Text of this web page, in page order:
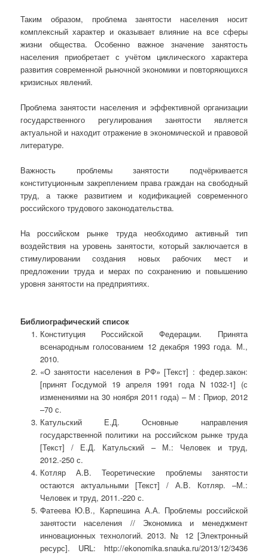
Таким образом, проблема занятости населения носит
комплексный характер и оказывает влияние на все сферы
жизни общества. Особенно важное значение занятость
населения приобретает с учётом циклического характера
развития современной рыночной экономики и повторяющихся
кризисных явлений.
Проблема занятости населения и эффективной организации
государственного регулирования занятости является
актуальной и находит отражение в экономической и правовой
литературе.
Важность проблемы занятости подчёркивается
конституционным закреплением права граждан на свободный
труд, а также развитием и кодификацией современного
российского трудового законодательства.
На российском рынке труда необходимо активный тип
воздействия на уровень занятости, который заключается в
стимулировании создания новых рабочих мест и
предложении труда и мерах по сохранению и повышению
уровня занятости на предприятиях.
Библиографический список
Конституция Российской Федерации. Принята
всенародным голосованием 12 декабря 1993 года. М.,
2010.
«О занятости населения в РФ» [Текст] : федер.закон:
[принят Госдумой 19 апреля 1991 года N 1032-1] (с
изменениями на 30 ноября 2011 года) – М : Приор, 2012
–70 с.
Катульский Е.Д. Основные направления
государственной политики на российском рынке труда
[Текст] / Е.Д. Катульский – М.: Человек и труд,
2012.-250 с.
Котляр А.В. Теоретические проблемы занятости
остаются актуальными [Текст] / А.В. Котляр. –М.:
Человек и труд, 2011.-220 с.
Фатеева Ю.В., Карпешина А.А. Проблемы российской
занятости населения // Экономика и менеджмент
инновационных технологий. 2013. № 12 [Электронный
ресурс]. URL: http://ekonomika.snauka.ru/2013/12/3436